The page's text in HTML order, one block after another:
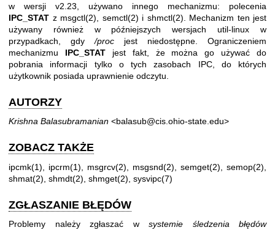
w wersji v2.23, używano innego mechanizmu: polecenia
IPC_STAT z msgctl(2) semctl(2) i shmctl(2) . Mechanizm ten jest
używany również w późniejszych wersjach util-linux w
przypadkach, gdy/proc jest niedostępne. Ograniczeniem
mechanizmu IPC_STATjest fakt, że można go używać do
pobrania informacji tylko o tych zasobach IPC, do których
użytkownik posiada uprawnienie odczytu.
AUTORZY
Krishna Balasubramanian <balasub@cis.ohio-state.edu>
ZOBACZ TAKŻE
ipcmk(1) ipcrm(1) msgrcv(2) msgsnd(2) semget(2) semop(2)
shmat(2) shmdt(2) shmget(2) sysvipc(7)
ZGŁASZANIE BŁĘDÓW
Problemy należy zgłaszać w systemie śledzenia błędów